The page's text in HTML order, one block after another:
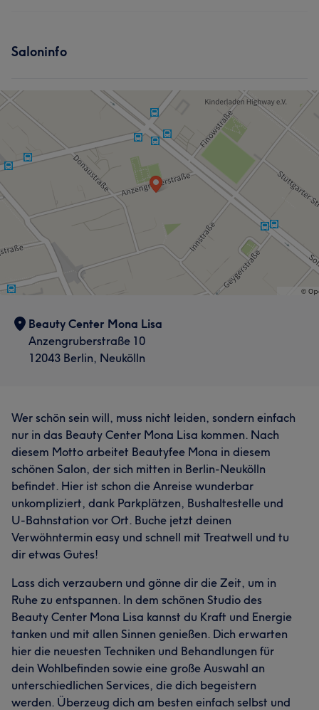
Haarentfernung
Was unsere Kunden über Mona sagen
Sympathisch 43 Herzlich 39 Professionell 36
Saloninfo
Beauty Center Mona Lisa
Anzengruberstraße 10
12043 Berlin, Neukölln
Wer schön sein will, muss nicht leiden, sondern einfach
nur in das Beauty Center Mona Lisa kommen. Nach
diesem Motto arbeitet Beautyfee Mona in diesem
schönen Salon, der sich mitten in Berlin-Neukölln
befindet. Hier ist schon die Anreise wunderbar
unkompliziert, dank Parkplätzen, Bushaltestelle und
U-Bahnstation vor Ort. Buche jetzt deinen
Verwöhntermin easy und schnell mit Treatwell und tu
dir etwas Gutes!
Lass dich verzaubern und gönne dir die Zeit, um in
Ruhe zu entspannen. In dem schönen Studio des
Beauty Center Mona Lisa kannst du Kraft und Energie
tanken und mit allen Sinnen genießen. Dich erwarten
hier die neuesten Techniken und Behandlungen für
dein Wohlbefinden sowie eine große Auswahl an
unterschiedlichen Services, die dich begeistern
werden. Überzeug dich am besten einfach selbst und